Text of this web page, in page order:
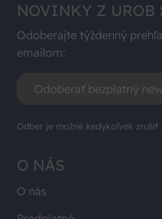
O NÁS
O nás
NOVINKY Z UROB
Odoberajte týždenný
emailom:
Odoberať bezplatný
Odber je možné kedykoľvek zrušiť